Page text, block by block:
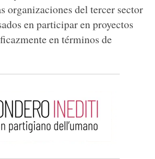
organizaciones del tercer sector
en participar en proyectos
en términos de